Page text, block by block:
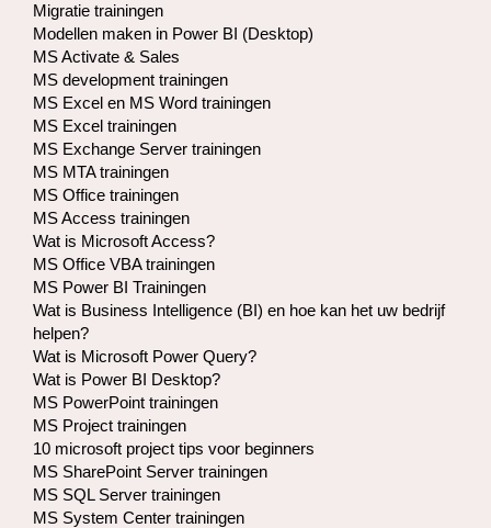
Migratie trainingen
Modellen maken in Power BI (Desktop)
MS Activate & Sales
MS development trainingen
MS Excel en MS Word trainingen
MS Excel trainingen
MS Exchange Server trainingen
MS MTA trainingen
MS Office trainingen
MS Access trainingen
Wat is Microsoft Access?
MS Office VBA trainingen
MS Power BI Trainingen
Wat is Business Intelligence (BI) en hoe kan het uw bedrijf
helpen?
Wat is Microsoft Power Query?
Wat is Power BI Desktop?
MS PowerPoint trainingen
MS Project trainingen
10 microsoft project tips voor beginners
MS SharePoint Server trainingen
MS SQL Server trainingen
MS System Center trainingen